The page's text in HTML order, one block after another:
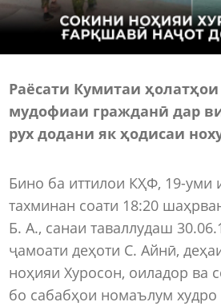
Раёсати Кумитаи
мудофиаи гражданӣ дар
рух додани як ҳодисаи
Бино ба иттилои КҲФ, 19-уми
тахминан соати 18:20
Б. А., санаи таваллудаш
ҷамоати деҳоти С. Айнӣ,
ноҳияи Хуросон, оиладор ва
бо сабабҳои номаълум худро